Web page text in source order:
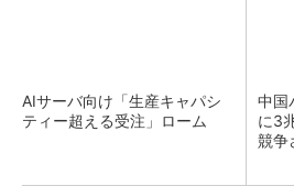
AIサーバ向け「生産キャパシ
ティー超える受注」ローム
中国
に3
競争